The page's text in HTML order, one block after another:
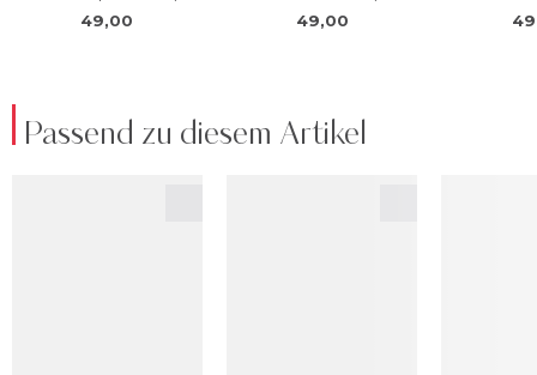
Passend zu diesem Artikel